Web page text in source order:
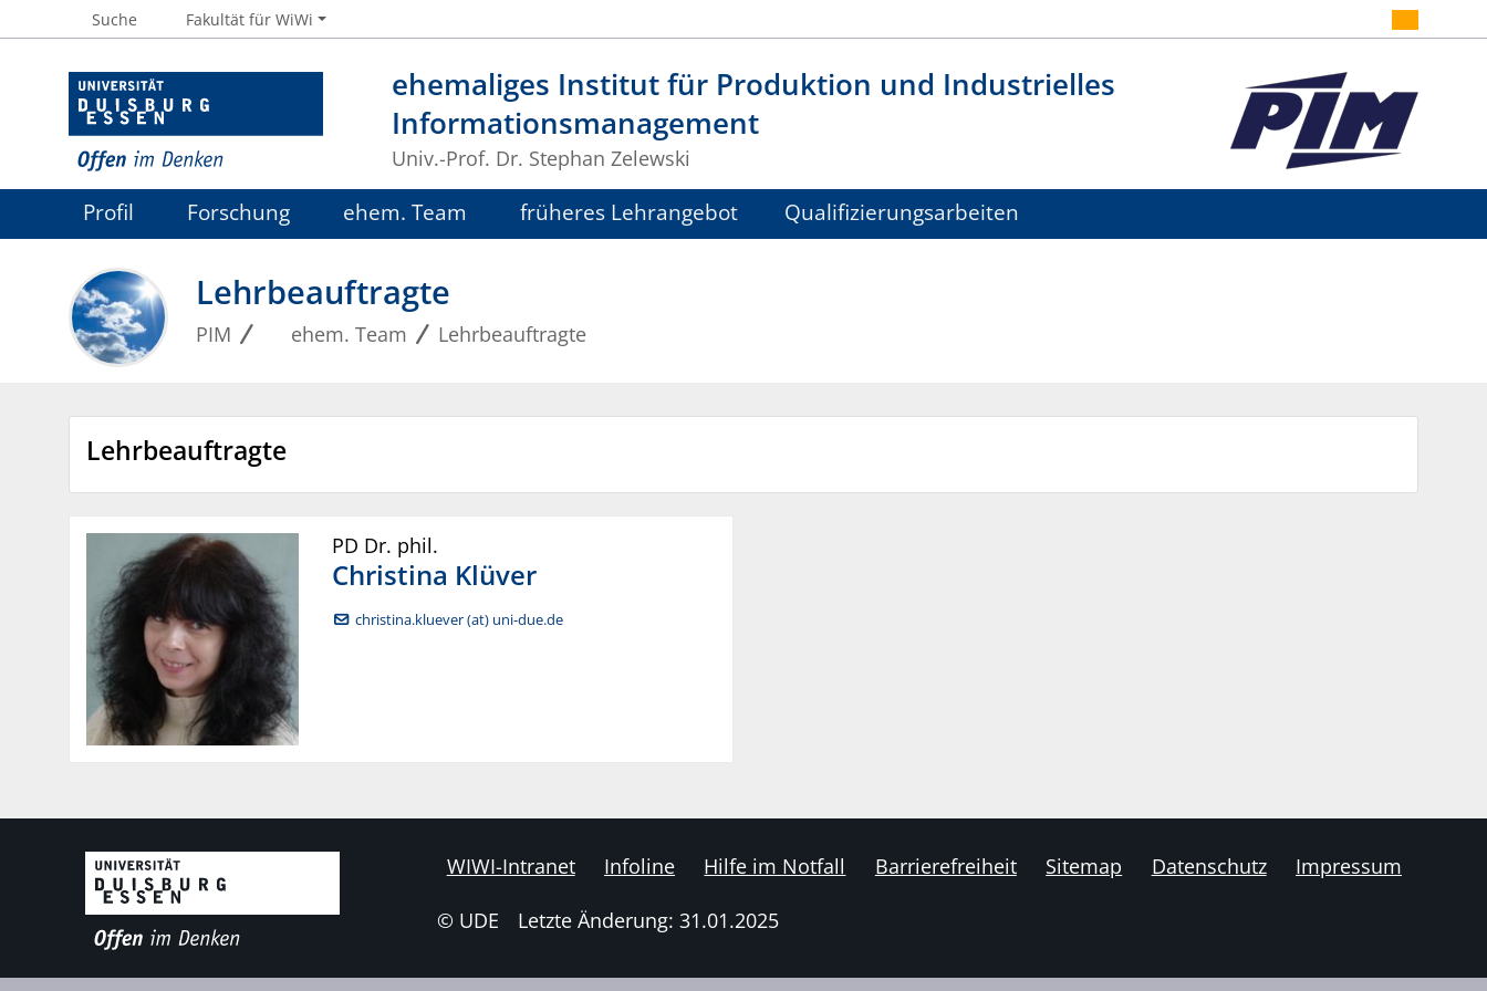
ehemaliges Institut für Produktion und Industrielles
Informationsmanagement
Univ.-Prof. Dr. Stephan Zelewski
Suche Fakultät für WiWi
Profil Forschung ehem. Team früheres Lehrangebot Qualifizierungsarbeiten
Lehrbeauftragte
PIM ehem. Team Lehrbeauftragte
Lehrbeauftragte
PD Dr. phil.
Christina Klüver
christina.kluever (at) uni-due.de
WIWI-Intranet Infoline Hilfe im Notfall Barrierefreiheit Sitemap Datenschutz Impressum
© UDE Letzte Änderung: 31.01.2025